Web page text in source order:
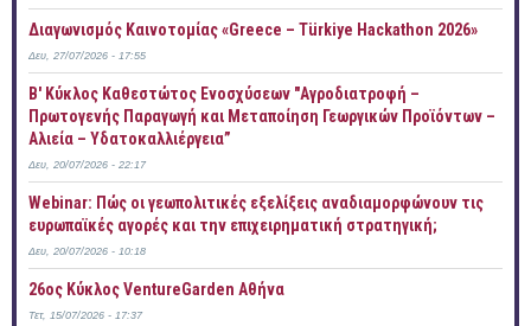
Διαγωνισμός Καινοτομίας «Greece – Türkiye Hackathon 2026»
Δευ, 27/07/2026 - 17:55
B' Κύκλος Καθεστώτος Ενοσχύσεων "Αγροδιατροφή –
Πρωτογενής Παραγωγή και Μεταποίηση Γεωργικών Προϊόντων –
Αλιεία – Υδατοκαλλιέργεια”
Δευ, 20/07/2026 - 22:17
Webinar: Πώς οι γεωπολιτικές εξελίξεις αναδιαμορφώνουν τις
ευρωπαϊκές αγορές και την επιχειρηματική στρατηγική;
Δευ, 20/07/2026 - 10:18
26ος Κύκλος VentureGarden Αθήνα
Τετ, 15/07/2026 - 17:37